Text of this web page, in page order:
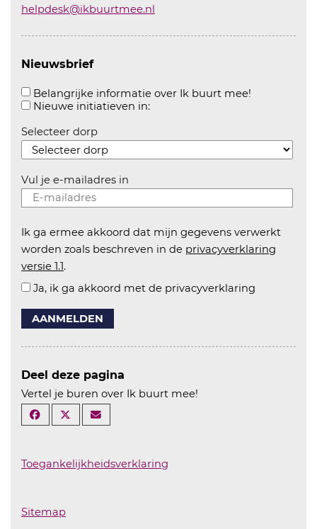
helpdesk@ikbuurtmee.nl
Nieuwsbrief
Belangrijke informatie over Ik buurt mee!
Nieuwe initiatieven in:Aanvinken om informatie over
Selecteer dorp
Vul je e-mailadres in
Ik ga ermee akkoord dat mijn gegevens verwerkt
worden zoals beschreven in de privacyverklaring
versie 1.1.
Ja, ik ga akkoord met de privacyverklaring
AANMELDEN
Deel deze pagina
Vertel je buren over Ik buurt mee!
Toegankelijkheidsverklaring
Sitemap